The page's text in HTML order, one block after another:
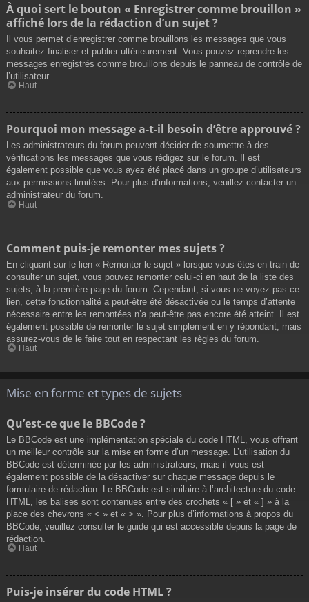
À quoi sert le bouton « Enregistrer comme brouillon »
affiché lors de la rédaction d’un sujet ?
Il vous permet d’enregistrer comme brouillons les messages que vous
souhaitez finaliser et publier ultérieurement. Vous pouvez reprendre les
messages enregistrés comme brouillons depuis le panneau de contrôle de
l’utilisateur.
Haut
Pourquoi mon message a-t-il besoin d’être approuvé ?
Les administrateurs du forum peuvent décider de soumettre à des
vérifications les messages que vous rédigez sur le forum. Il est
également possible que vous ayez été placé dans un groupe d’utilisateurs
aux permissions limitées. Pour plus d’informations, veuillez contacter un
administrateur du forum.
Haut
Comment puis-je remonter mes sujets ?
En cliquant sur le lien « Remonter le sujet » lorsque vous êtes en train de
consulter un sujet, vous pouvez remonter celui-ci en haut de la liste des
sujets, à la première page du forum. Cependant, si vous ne voyez pas ce
lien, cette fonctionnalité a peut-être été désactivée ou le temps d’attente
nécessaire entre les remontées n’a peut-être pas encore été atteint. Il est
également possible de remonter le sujet simplement en y répondant, mais
assurez-vous de le faire tout en respectant les règles du forum.
Haut
Mise en forme et types de sujets
Qu’est-ce que le BBCode ?
Le BBCode est une implémentation spéciale du code HTML, vous offrant
un meilleur contrôle sur la mise en forme d’un message. L’utilisation du
BBCode est déterminée par les administrateurs, mais il vous est
également possible de la désactiver sur chaque message depuis le
formulaire de rédaction. Le BBCode est similaire à l’architecture du code
HTML, les balises sont contenues entre des crochets « [ » et « ] » à la
place des chevrons « < » et « > ». Pour plus d’informations à propos du
BBCode, veuillez consulter le guide qui est accessible depuis la page de
rédaction.
Haut
Puis-je insérer du code HTML ?